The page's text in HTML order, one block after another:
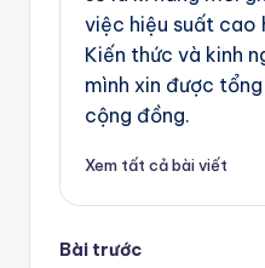
việc hiệu suất cao
Kiến thức và kinh
mình xin được
cộng đồng.
Xem tất cả bài viết
Post
Bài trước